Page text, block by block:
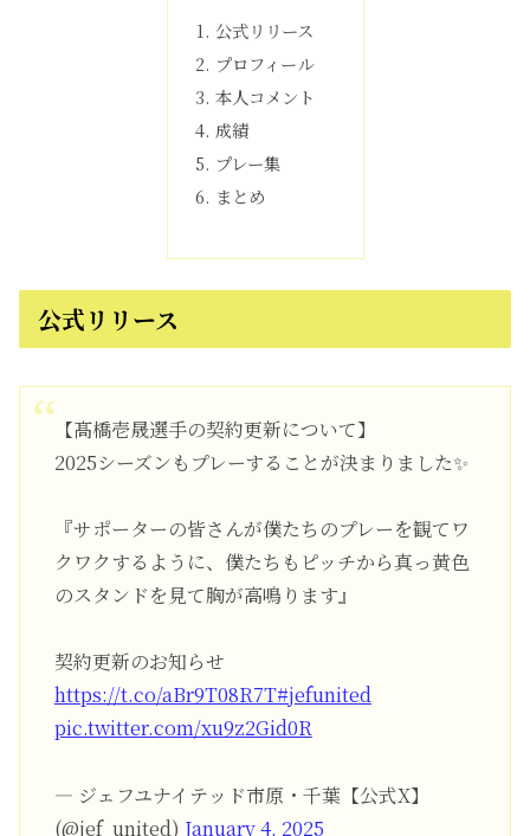
公式リリース
プロフィール
本人コメント
成績
プレー集
まとめ
公式リリース
【髙橋壱晟選手の契約更新について】
2025シーズンもプレーすることが決まりました✨
『サポーターの皆さんが僕たちのプレーを観てワ
クワクするように、僕たちもピッチから真っ黄色
のスタンドを見て胸が高鳴ります』
契約更新のお知らせ
https://t.co/aBr9T08R7T#jefunited
pic.twitter.com/xu9z2Gid0R
— ジェフユナイテッド市原・千葉【公式X】
(@jef_united) January 4, 2025